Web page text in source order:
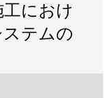
におけ
テムの